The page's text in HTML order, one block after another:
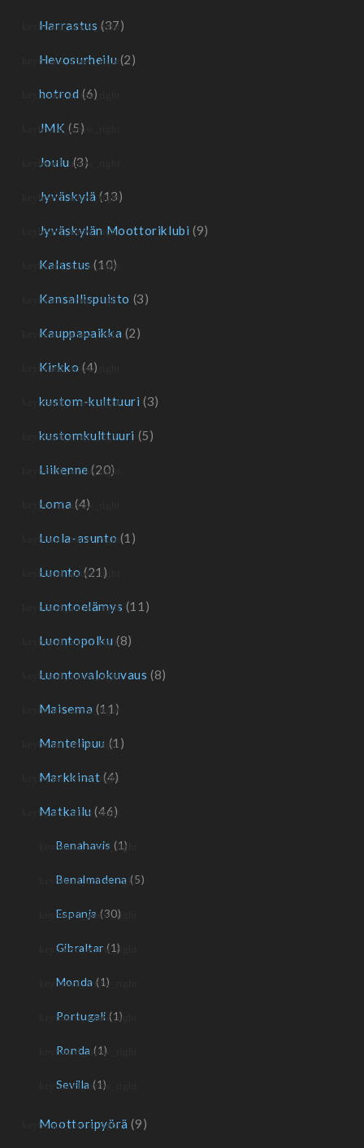
Harrastus (37)
Hevosurheilu (2)
hotrod (6)
JMK (5)
Joulu (3)
Jyväskylä (13)
Jyväskylän Moottoriklubi (9)
Kalastus (10)
Kansallispuisto (3)
Kauppapaikka (2)
Kirkko (4)
kustom-kulttuuri (3)
kustomkulttuuri (5)
Liikenne (20)
Loma (4)
Luola-asunto (1)
Luonto (21)
Luontoelämys (11)
Luontopolku (8)
Luontovalokuvaus (8)
Maisema (11)
Mantelipuu (1)
Markkinat (4)
Matkailu (46)
Benahavis (1)
Benalmadena (5)
Espanja (30)
Gibraltar (1)
Monda (1)
Portugali (1)
Ronda (1)
Sevilla (1)
Moottoripyörä (9)